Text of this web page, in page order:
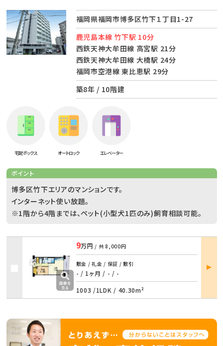
福岡県福岡市博多区竹下１丁目1-27
鹿児島本線 竹下駅 10分
西鉄天神大牟田線 高宮駅 21分
西鉄天神大牟田線 大橋駅 24分
福岡市空港線 東比恵駅 29分
築8年 / 10階建
宅配ボックス オートロック エレベーター
ポイント
博多区竹下エリアのマンションです。
インターネット使い放題。
※1階から4階までは、ペット(小型犬1匹のみ)飼育相談可能。
9万円 / 共 8,000円
敷金 / 礼金 / 保証 / 敷引
- / 1ヶ月 / - / -
1003 /1LDK / 40.30m²
部屋
詳細